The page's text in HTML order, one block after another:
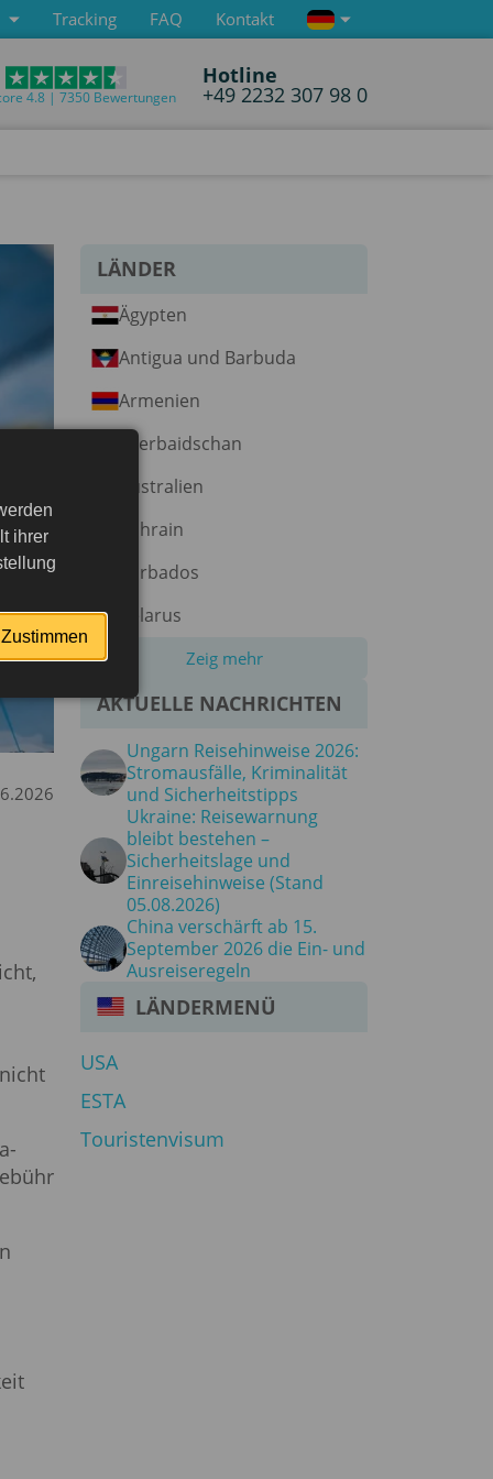
Tracking FAQ Kontakt
4.8 | 7350 Bewertungen
Hotline
+49 2232 307 98 0
LÄNDER
Ägypten
Antigua und Barbuda
Armenien
Aserbaidschan
Australien
Bahrain
Barbados
Belarus
Zeig mehr
AKTUELLE NACHRICHTEN
Ungarn Reisehinweise 2026:
Stromausfälle, Kriminalität
und Sicherheitstipps
Ukraine: Reisewarnung
bleibt bestehen –
Sicherheitslage und
Einreisehinweise (Stand
05.08.2026)
China verschärft ab 15.
September 2026 die Ein- und
Ausreiseregeln
LÄNDERMENÜ
USA
ESTA
Touristenvisum
ihrer
Zustimmen